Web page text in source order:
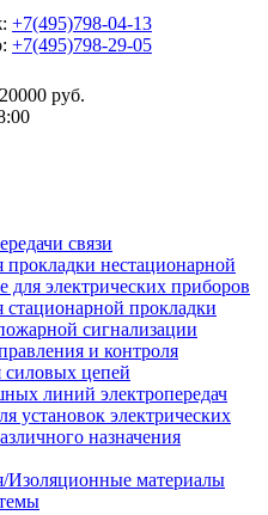
+7(495)798-04-13
+7(495)798-29-05
руб.
связи
нестационарной
для электрических приборов
прокладки
сигнализации
и контроля
силовых цепей
линий электропередач
установок электрических
назначения
Изоляционные материалы